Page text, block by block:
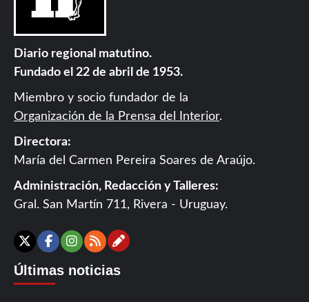
Diario regional matutino.
Fundado el 22 de abril de 1953.
Miembro y socio fundador de la
Organización de la Prensa del Interior.
Directora:
María del Carmen Pereira Soares de Araújo.
Administración, Redacción y Talleres:
Gral. San Martín 711, Rivera - Uruguay.
X Facebook
Instagram
RSSContáctanos
Últimas noticias